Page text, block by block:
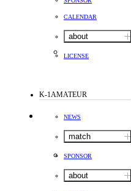
CALENDAR
about
LICENSE
K-1AMATEUR
NEWS
match
SPONSOR
about